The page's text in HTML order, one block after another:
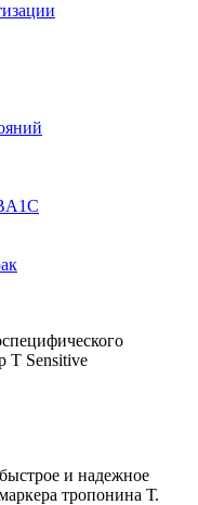
T Sensitive
и надежное
тропонина Т.